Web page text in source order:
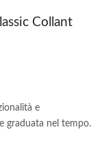
Collant
e
graduata nel tempo.